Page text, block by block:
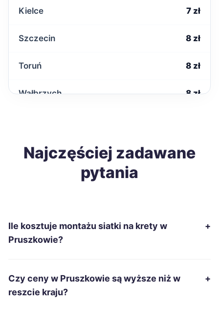
Kielce 7 zł
Szczecin 8 zł
Toruń 8 zł
Wałbrzych 8 zł
Gdańsk 9 zł
Płock TWÓJ REGION
Koszalin
Najczęściej zadawane
pytania
Ile kosztuje montażu siatki na krety w
Pruszkowie?
+
Czy ceny w Pruszkowie są wyższe niż w
reszcie kraju?
+